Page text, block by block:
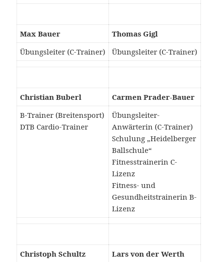
Max Bauer
Thomas Gigl
Übungsleiter (C-Trainer)
Übungsleiter (C-Trainer)
Christian Buberl
Carmen Prader-Bauer
B-Trainer (Breitensport)
DTB Cardio-Trainer
Übungsleiter-
Anwärterin (C-Trainer)
Schulung „Heidelberger
Ballschule“
Fitnesstrainerin C-
Lizenz
Fitness- und
Gesundheitstrainerin B-
Lizenz
Christoph Schultz Lars von der Werth